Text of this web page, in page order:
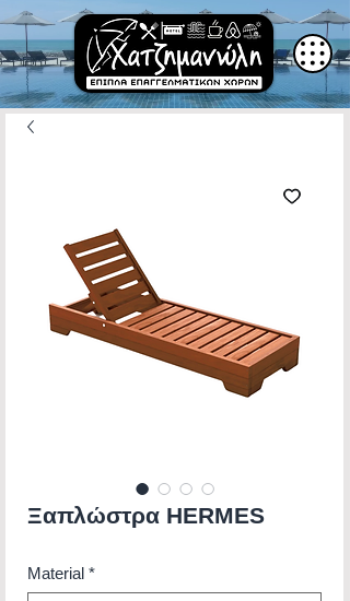
Ξαπλώστρα HERMES
Material *